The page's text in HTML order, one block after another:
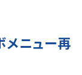
メニュー再